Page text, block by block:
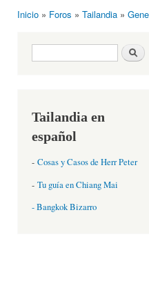
Inicio » Foros » Tailandia »
Formulario de búsquedaBuscar
Tailandia en
español
- Cosas y Casos de Herr Peter
- Tu guía en Chiang Mai
- Bangkok Bizarro